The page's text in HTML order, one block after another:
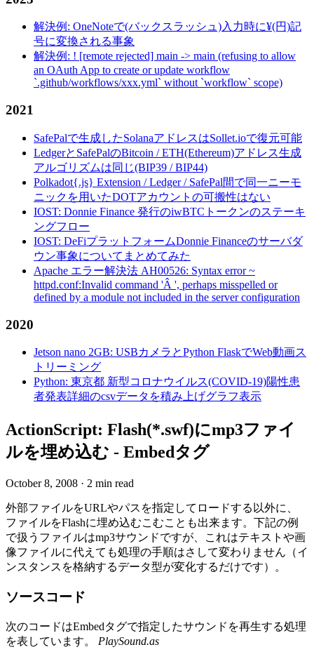
解決例: OneNoteで(バックスラッシュ)入力時に¥(円)記
号に変換される事象
解決例: ! [remote rejected] main -> main (refusing to allow
an OAuth App to create or update workflow
`.github/workflows/xxx.yml` without `workflow` scope)
2021
SafePalで生成したSolanaアドレスはSollet.ioで復元可能
LedgerとSafePalのBitcoin / ETH(Ethereum)アドレス生成
アルゴリズムは同じ(BIP39 / BIP44)
Polkadot{.js} Extension / Ledger / SafePal間で同一ニーモ
ニックを用いたDOTアカウントの可搬性はない
IOST: Donnie Finance 発行のiwBTCトークンのステーキ
ングフロー
IOST: DeFiプラットフォームDonnie Financeのサーバダ
ウン事象についてまとめてみた
Apache エラー解決法 AH00526: Syntax error ~
httpd.conf:Invalid command 'Â ', perhaps misspelled or
defined by a module not included in the server configuration
2020
Jetson nano 2GB: USBカメラとPython FlaskでWeb動画ス
トリーミング
Python: 東京都 新型コロナウイルス(COVID-19)陽性患
者発表詳細のcsvデータを積み上げグラフ表示
ActionScript: Flash(*.swf)にmp3ファイ
ルを埋め込む - Embedタグ
October 8, 2008 · 2 min read
外部ファイルをURLやパスを指定してロードする以外に、
ファイルをFlashに埋め込むこむことも出来ます。下記の例
で扱うファイルはmp3サウンドですが、これはテキストや画
像ファイルに代えても処理の手順はさして変わりません（イ
ンスタンスを格納するデータ型が変化するだけです）。
ソースコード
次のコードはEmbedタグで指定したサウンドを再生する処理
を表しています。 PlaySound.as